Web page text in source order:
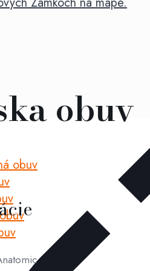
obuv
obuv